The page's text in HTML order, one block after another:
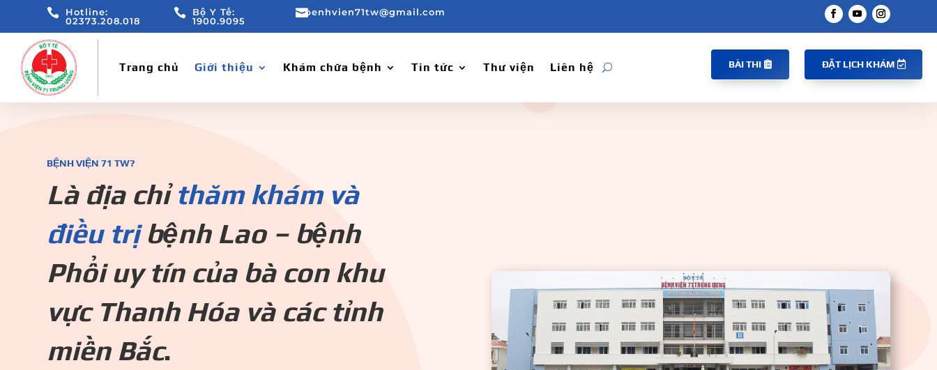

Hotline:
02373.208.018

Bộ Y Tế:
1900.9095
benhvien71tw@gmail.com
Trang chủ Giới thiệu Khám chữa bệnh Tin tức Thư viện Liên hệ BÀI THI ĐẶT LỊCH KHÁM
BỆNH VIỆN 71 TW?
Là địa chỉthăm khám và
điều trịbệnh Lao – bệnh
Phổi uy tín của bà con khu
vực Thanh Hóa và các tỉnh
miền Bắc.